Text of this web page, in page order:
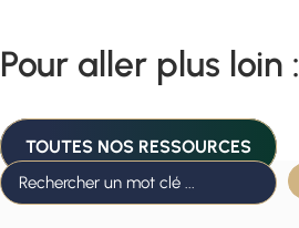
Pour aller plus loin :
TOUTES NOS RESSOURCES